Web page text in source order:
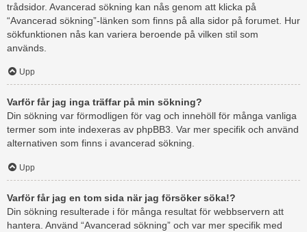
trådsidor. Avancerad sökning kan nås genom att klicka på
“Avancerad sökning”-länken som finns på alla sidor på forumet. Hur
sökfunktionen nås kan variera beroende på vilken stil som
används.
Upp
Varför får jag inga träffar på min sökning?
Din sökning var förmodligen för vag och innehöll för många vanliga
termer som inte indexeras av phpBB3. Var mer specifik och använd
alternativen som finns i avancerad sökning.
Upp
Varför får jag en tom sida när jag försöker söka!?
Din sökning resulterade i för många resultat för webbservern att
hantera. Använd “Avancerad sökning” och var mer specifik med